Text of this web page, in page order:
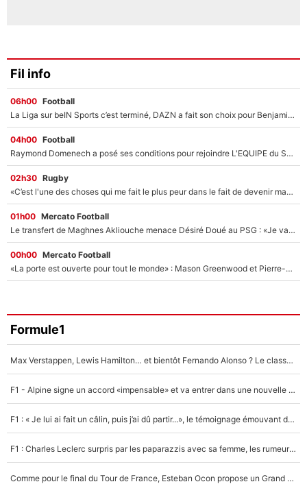
Fil info
06h00 Football
La Liga sur beIN Sports c’est terminé, DAZN a fait son choix pour Benjamin Da Silva et Omar Da Fonseca !
04h00 Football
Raymond Domenech a posé ses conditions pour rejoindre L'EQUIPE du Soir : Il refuse de faire l'émission avec un autre chroniqueur !
02h30 Rugby
«C’est l'une des choses qui me fait le plus peur dans le fait de devenir maman» : En couple avec Antoine Dupont, Iris Mittenaere s'inquiète déjà pour ses futurs enfants !
01h00 Mercato Football
Le transfert de Maghnes Akliouche menace Désiré Doué au PSG : «Je valide à 200%»
00h00 Mercato Football
«La porte est ouverte pour tout le monde» : Mason Greenwood et Pierre-Emerick Aubameyang ont quitté l'OM, Amine Gouiri balance sur la suite du mercato et sur la réaction du vestiaire !
Formule1
Max Verstappen, Lewis Hamilton… et bientôt Fernando Alonso ? Le classement des pilotes les mieux payés en Formule 1 risque de changer !
F1 - Alpine signe un accord «impensable» et va entrer dans une nouvelle dimension : Grande nouvelle pour Pierre Gasly !
F1 : « Je lui ai fait un câlin, puis j’ai dû partir...», le témoignage émouvant de Max Verstappen sur sa fille
F1 : Charles Leclerc surpris par les paparazzis avec sa femme, les rumeurs étaient vraies !
Comme pour le final du Tour de France, Esteban Ocon propose un Grand Prix de Formule 1 à Paris : «Autour de l’Arc de Triomphe, ce serait génial» !